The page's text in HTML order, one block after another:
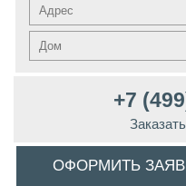
+7
ОФОРМИТЬ